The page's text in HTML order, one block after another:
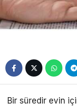
Bir süredir evin